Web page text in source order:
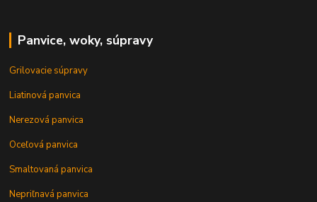
Panvice, woky, súpravy
Grilovacie súpravy
Liatinová panvica
Nerezová panvica
Oceľová panvica
Smaltovaná panvica
Nepriľnavá panvica